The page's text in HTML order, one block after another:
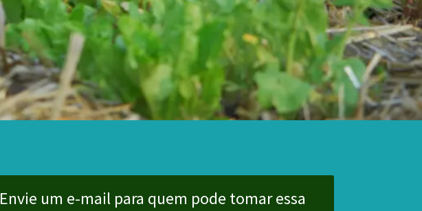
Envie um e-mail para quem pode tomar essa